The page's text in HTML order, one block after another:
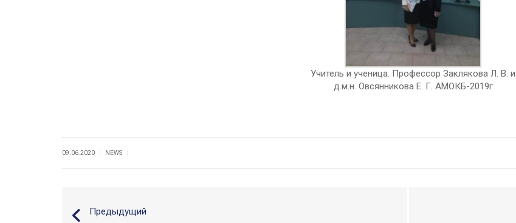
Учитель и ученица. Профессор Заклякова Л. В. и
д.м.н. Овсянникова Е. Г. АМОКБ-2019г
09.06.2020 NEWS
Предыдущий